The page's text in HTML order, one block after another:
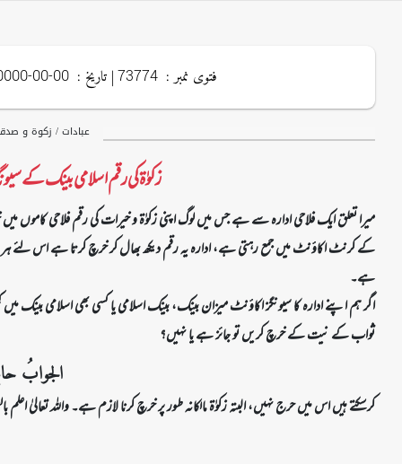
فتوی نمبر : 73774 | تاریخ : 00-00
عبادات / زکوۃ و
زکوٰۃ کی رقم اسلامی بینک کے
میرا تعلق ایک فلاحی ادارہ سے ہے جس میں لوگ اپنی زکوٰۃ و خیرات کی رقم فلاحی کاموں
کے کرنٹ اکاؤنٹ میں جمع رہتی ہے، ادارہ یہ رقم دیکھ بھال کر خرچ کرتا ہے اس لئے
ہے۔
اگر ہم اپنے ادارہ کا سیونگز اکاؤنٹ میزان بینک، بینک اسلامی یا کسی بھی اسلامی
ثواب کے نیت کے خرچ کریں تو جائز ہے یا نہیں؟
الجوابُ
کرسکتے ہیں اس میں حرج نہیں، البتہ زکوٰۃ مالکانہ طور پر خرچ کرنا لازم ہے۔ واللہ تعالیٰ اعلم